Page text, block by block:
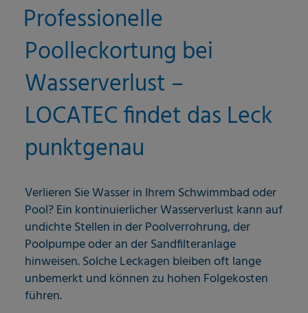
Professionelle
Poolleckortung bei
Wasserverlust –
LOCATEC findet das Leck
punktgenau
Verlieren Sie Wasser in Ihrem Schwimmbad oder
Pool? Ein kontinuierlicher Wasserverlust kann auf
undichte Stellen in der Poolverrohrung, der
Poolpumpe oder an der Sandfilteranlage
hinweisen. Solche Leckagen bleiben oft lange
unbemerkt und können zu hohen Folgekosten
führen.